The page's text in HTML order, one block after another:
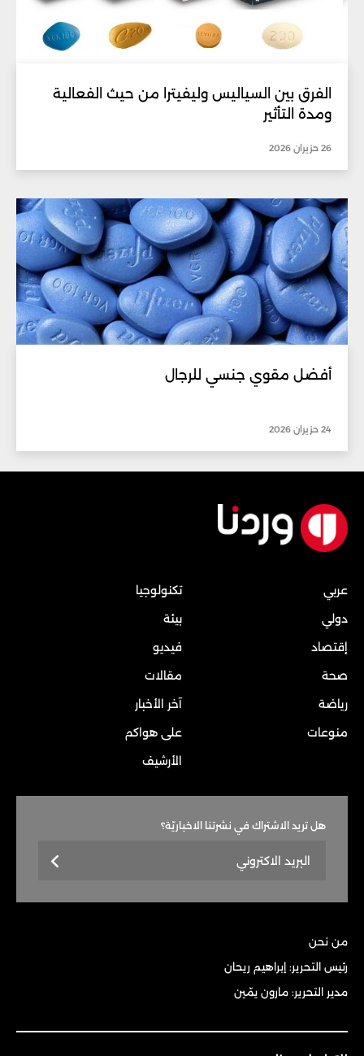
الفرق بين السياليس وليفيترا من حيث الفعالية
ومدة التأثير
26 حزيران 2026
أفضل مقوي جنسي للرجال
24 حزيران 2026
عربي
دولي
إقتصاد
صحة
رياضة
منوعات
تكنولوجيا
بيئة
فيديو
مقالات
آخر الأخبار
على هواكم
الأرشيف
هل تريد الاشتراك في نشرتنا الاخباريّة؟
من نحن
رئيس التحرير: إبراهيم ريحان
مدير التحرير: مارون يمّين